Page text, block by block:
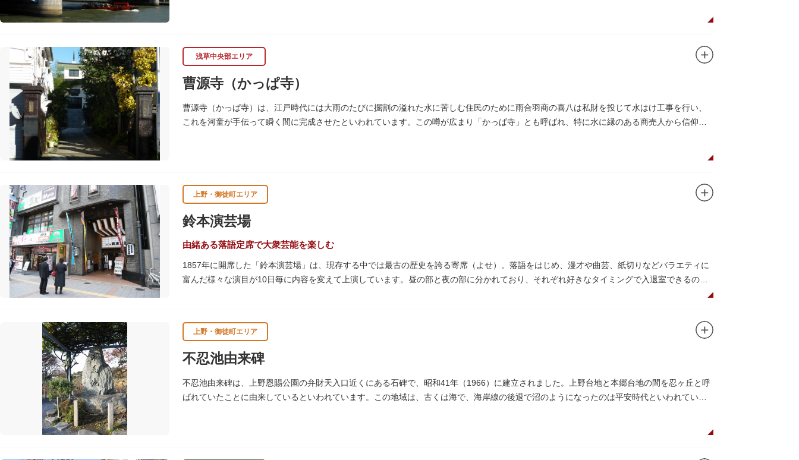
浅草中央部エリア
曹源寺（かっぱ寺）
曹源寺（かっぱ寺）は、江戸時代には大雨のたびに掘割の溢れた水に苦しむ住民のために雨合羽商の喜八は私財を投じて水はけ工事を行い、
これを河童が手伝って瞬く間に完成させたといわれています。この噂が広まり「かっぱ寺」とも呼ばれ、特に水に縁のある商売人から信仰さ
上野・御徒町エリア
鈴本演芸場
由緒ある落語定席で大衆芸能を楽しむ
1857年に開席した「鈴本演芸場」は、現存する中では最古の歴史を誇る寄席（よせ）。落語をはじめ、漫才や曲芸、紙切りなどバラエティに
富んだ様々な演目が10日毎に内容を変えて上演しています。昼の部と夜の部に分かれており、それぞれ好きなタイミングで入退室できるのも
を食べたりビールを飲みながら、演目をお楽しみください。
上野・御徒町エリア
不忍池由来碑
不忍池由来碑は、上野恩賜公園の弁財天入口近くにある石碑で、昭和41年（1966）に建立されました。上野台地と本郷台地の間を忍ヶ丘と呼
ばれていたことに由来しているといわれています。この地域は、古くは海で、海岸線の後退で沼のようになったのは平安時代といわれていま